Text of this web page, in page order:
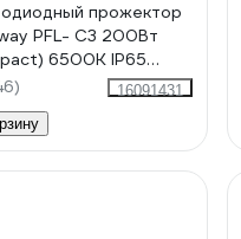
прожектор
PFL- C3 200Вт
6500K IP65
прозрачное
5023666A
16091431